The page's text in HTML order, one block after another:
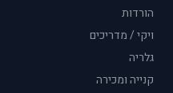
הורדות
ויקי / מדריכים
גלריה
קנייה ומכירה